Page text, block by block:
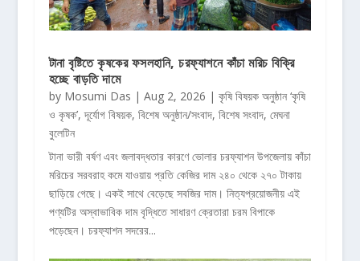
টানা বৃষ্টিতে কৃষকের ফসলহানি, চরফ্যাশনে কাঁচা মরিচ বিক্রি
হচ্ছে বাড়তি দামে
by Mosumi Das | Aug 2, 2026 | কৃষি বিষয়ক অনুষ্ঠান ‘কৃষি
ও কৃষক’,দূর্যোগ বিষয়ক, বিশেষ অনুষ্ঠান/সংবাদ, বিশেষ সংবাদ, মেঘনা
বুলেটিন
টানা ভারী বর্ষণ এবং জলাবদ্ধতার কারণে ভোলার চরফ্যাশন উপজেলায় কাঁচা
মরিচের সরবরাহ কমে যাওয়ায় প্রতি কেজির দাম ২৪০ থেকে ২৭০ টাকায়
ছাড়িয়ে গেছে। একই সাথে বেড়েছে সবজির দাম। নিত্যপ্রয়োজনীয় এই
পণ্যটির অস্বাভাবিক দাম বৃদ্ধিতে সাধারণ ক্রেতারা চরম বিপাকে
পড়েছেন। চরফ্যাশন সদরের...